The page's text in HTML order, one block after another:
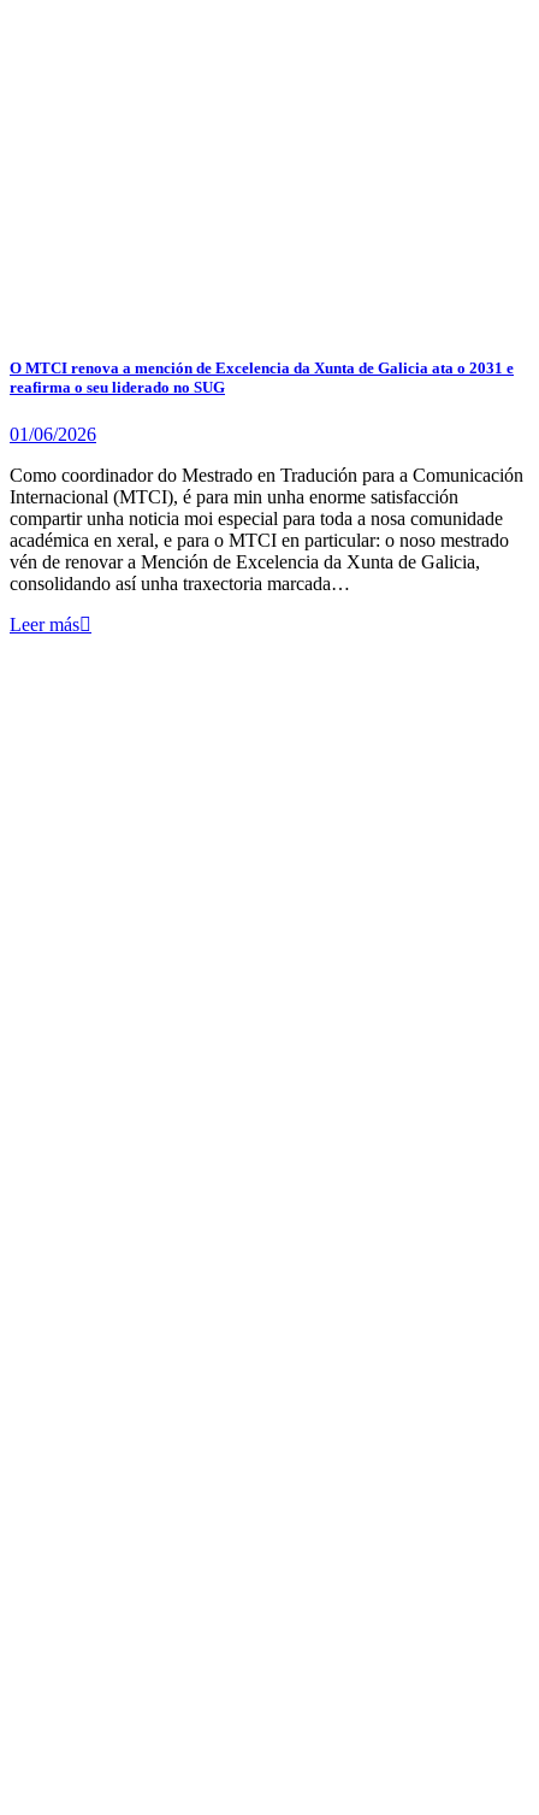
O MTCI renova a mención de Excelencia da Xunta de Galicia ata o 2031 e
reafirma o seu liderado no SUG
01/06/2026
Como coordinador do Mestrado en Tradución para a Comunicación
Internacional (MTCI), é para min unha enorme satisfacción
compartir unha noticia moi especial para toda a nosa comunidade
académica en xeral, e para o MTCI en particular: o noso mestrado
vén de renovar a Mención de Excelencia da Xunta de Galicia,
consolidando así unha traxectoria marcada…
Leer más